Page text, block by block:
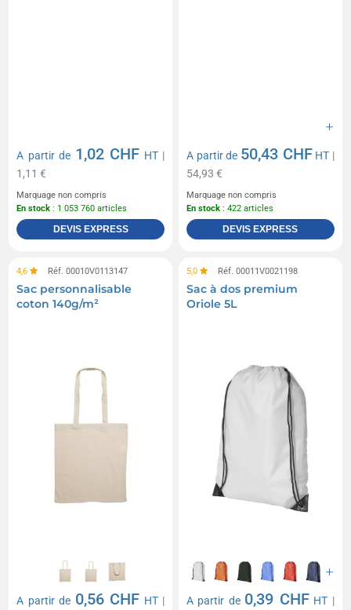
A partir de 1,02 CHF HT|
1,11 €
Marquage non compris
En stock : 1 053 760 articles
DEVIS EXPRESS
A partir de 50,43 CHF HT |
54,93 €
Marquage non compris
En stock : 422 articles
DEVIS EXPRESS
4,6 Réf. 00010V0113147
Sac personnalisable
coton 140g/m²
A partir de 0,56 CHF HT|
5,0 Réf. 00011V0021198
Sac à dos premium
Oriole 5L
A partir de 0,39 CHF HT |